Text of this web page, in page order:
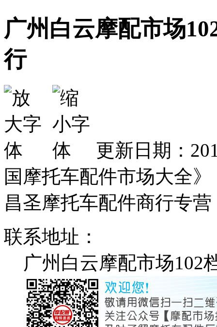
广州白云摩配市场
行
更新日期：
国摩托车配件市场大全
昌圣摩托车配件商行专
联系地址：
广州白云摩配市场102